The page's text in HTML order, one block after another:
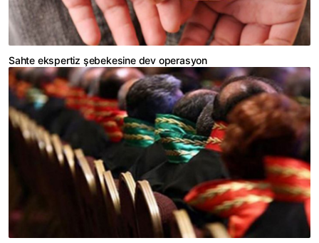
Sahte ekspertiz şebekesine dev operasyon